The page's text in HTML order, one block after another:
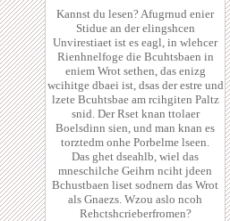
Kannst du lesen? Afugrnud enier
Stidue an der elingshcen
Unvirestiaet ist es eagl, in wlehcer
Rienhnelfoge die Bcuhtsbaen in
eniem Wrot sethen, das enizg
wcihitge dbaei ist, dsas der estre und
lzete Bcuhtsbae am rcihgiten Paltz
snid. Der Rset knan ttolaer
Boelsdinn sien, und man knan es
torztedm onhe Porbelme lseen.
Das ghet dseahlb, wiel das
mneschilche Geihrn nciht jdeen
Bchustbaen liset sodnern das Wrot
als Gnaezs. Wzou aslo ncoh
Rehctshcrieberfromen?